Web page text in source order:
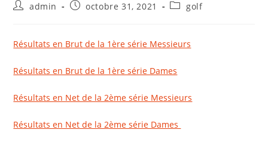
admin octobre 31, 2021 golf
Résultats en Brut de la 1ère série Messieurs
Résultats en Brut de la 1ère série Dames
Résultats en Net de la 2ème série Messieurs
Résultats en Net de la 2ème série Dames